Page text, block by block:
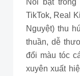
Nổi bật trong
TikTok, Real
Nguyệt) thu
thuần, dễ
đổi màu tóc
xuyên xuất